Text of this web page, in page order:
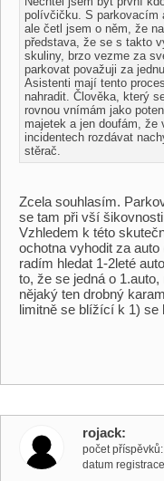
polívčičku. S parkovacím
ale četl jsem o něm, že
představa, že se s takto
skuliny, brzo vezme za
parkovat považuji za
Asistenti mají tento
nahradit. Člověka, který
rovnou vnímám jako
majetek a jen doufám, že
incidentech rozdávat
stěrač.
Zcela souhlasím.
se tam při vší
Vzhledem k této
ochotna vyhodit za
radím hledat 1-2leté
to, že se jedná o
nějaký ten drobný
limitně se blížící k 1) se
rojack
počet příspěvků
datum registrace